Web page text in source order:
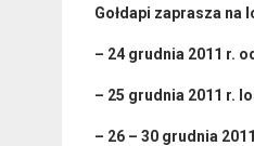
Gołdapi zaprasza na
– 24 grudnia 2011 r.
– 25 grudnia 2011 r.
– 26 – 30 grudnia